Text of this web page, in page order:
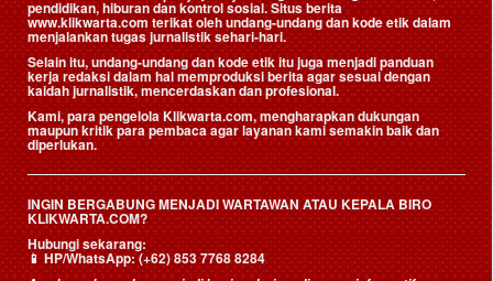
pendidikan, hiburan dan kontrol sosial. Situs berita
www.klikwarta.com terikat oleh undang-undang dan kode etik dalam
menjalankan tugas jurnalistik sehari-hari.
Selain itu, undang-undang dan kode etik itu juga menjadi panduan
kerja redaksi dalam hal memproduksi berita agar sesuai dengan
kaidah jurnalistik, mencerdaskan dan profesional.
Kami, para pengelola Klikwarta.com, mengharapkan dukungan
maupun kritik para pembaca agar layanan kami semakin baik dan
diperlukan.
INGIN BERGABUNG MENJADI WARTAWAN ATAU KEPALA BIRO
KLIKWARTA.COM?
Hubungi sekarang:
📱HP/WhatsApp:(+62) 853 7768 8284